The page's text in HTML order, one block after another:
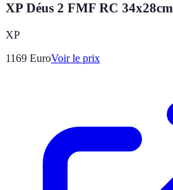
XP Déus 2 FMF RC 34x28cm
XP
1169 EuroVoir le prix